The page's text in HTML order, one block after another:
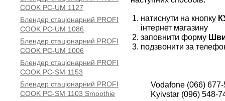
COOK PC-UM 1127
Блендер стаціонарний PROFI
COOK PC-UM 1086
Блендер стаціонарний PROFI
COOK PC-UM 1006
Блендер стаціонарний PROFI
COOK PC-SM 1153
Блендер стаціонарний PROFI
COOK PC-SM 1103 Smoothie
натиснути на кнопку
інтернет магазину
заповнити форму
подзвонити за
Vodafone (066)
Kyivstar (096) 548-